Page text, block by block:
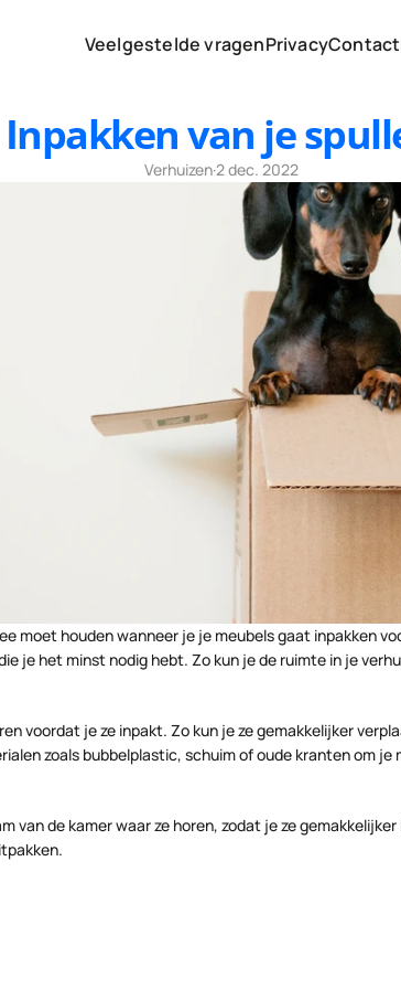
Veelgestelde vragenPrivacyContact
Inpakken van je
Verhuizen·2 dec. 2022
moet houden wanneer je je meubels gaat inpakken
je het minst nodig hebt. Zo kun je de ruimte in je
voordat je ze inpakt. Zo kun je ze gemakkelijker
zoals bubbelplastic, schuim of oude kranten om
van de kamer waar ze horen, zodat je ze